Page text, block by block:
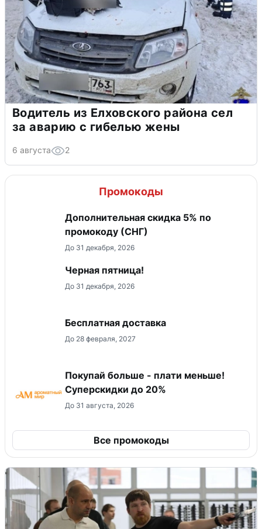
Водитель из Елховского района сел
за аварию с гибелью жены
6 августа 2
Промокоды
Дополнительная скидка 5% по
промокоду (СНГ)
До 31 декабря, 2026
Черная пятница!
До 31 декабря, 2026
Бесплатная доставка
До 28 февраля, 2027
Покупай больше - плати меньше!
Суперскидки до 20%
До 31 августа, 2026
Все промокоды